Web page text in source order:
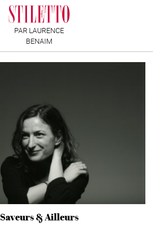
PAR LAURENCE
BENAIM
Saveurs & Ailleurs